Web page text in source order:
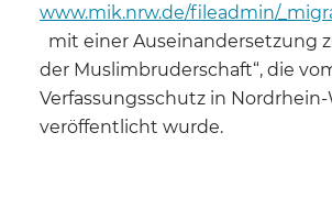
www.mik.nrw.de/fileadmin/
mit einer Auseinandersetzung
der Muslimbruderschaft“, die
Verfassungsschutz in
veröffentlicht wurde.